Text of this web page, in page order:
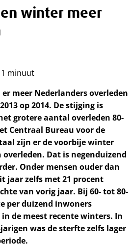
winter meer
minuut
meer Nederlanders overleden
op 2014. De stijging is
grotere aantal overleden 80-
Centraal Bureau voor de
zijn er de voorbije winter
overleden. Dat is negenduizend
Onder mensen ouder dan
jaar zelfs met 21 procent
van vorig jaar. Bij 60- tot 80-
per duizend inwoners
de meest recente winters. In
was de sterfte zelfs lager